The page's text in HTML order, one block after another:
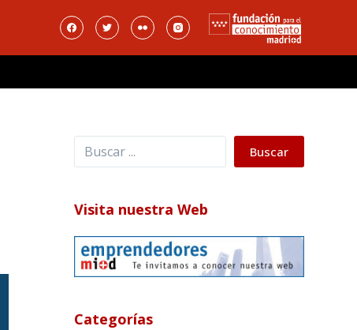
Buscar Buscar
Visita nuestra Web
Categorías